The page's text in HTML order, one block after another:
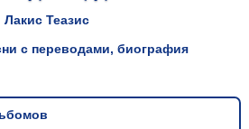
Лакис Теазис
с переводами, биография